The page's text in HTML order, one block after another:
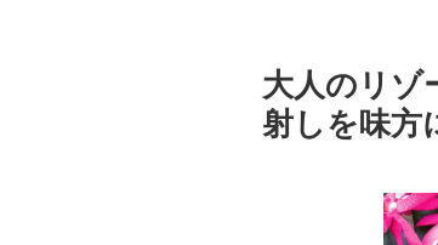
大人のリ
射しを味方